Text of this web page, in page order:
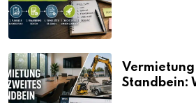
Standbein: